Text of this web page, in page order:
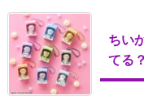
ちい
てる？